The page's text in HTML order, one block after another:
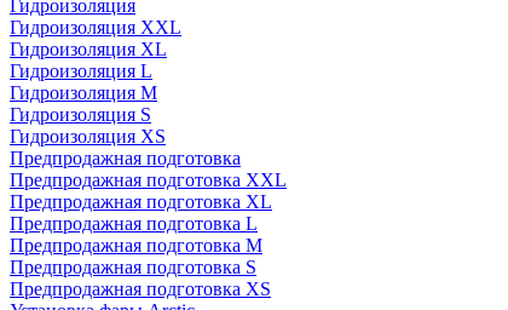
Гидроизоляция
Гидроизоляция XXL
Гидроизоляция XL
Гидроизоляция L
Гидроизоляция M
Гидроизоляция S
Гидроизоляция XS
Предпродажная подготовка
Предпродажная подготовка XXL
Предпродажная подготовка XL
Предпродажная подготовка L
Предпродажная подготовка M
Предпродажная подготовка S
Предпродажная подготовка XS